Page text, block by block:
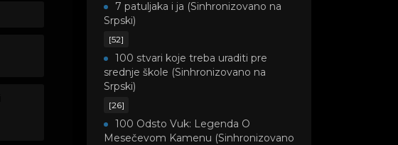
7 patuljaka i ja (Sinhronizovano na
Srpski)
[52]
100 stvari koje treba uraditi pre
srednje škole (Sinhronizovano na
Srpski)
[26]
100 Odsto Vuk: Legenda O
Mesečevom Kamenu (Sinhronizovano